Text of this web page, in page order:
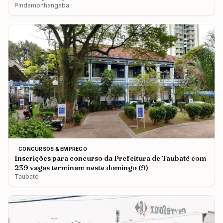
Pindamonhangaba
CONCURSOS & EMPREGO
Inscrições para concurso da Prefeitura de Taubaté com
239 vagas terminam neste domingo (9)
Taubaté